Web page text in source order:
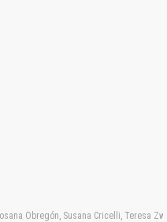
Obregón, Susana Cricelli, Teresa